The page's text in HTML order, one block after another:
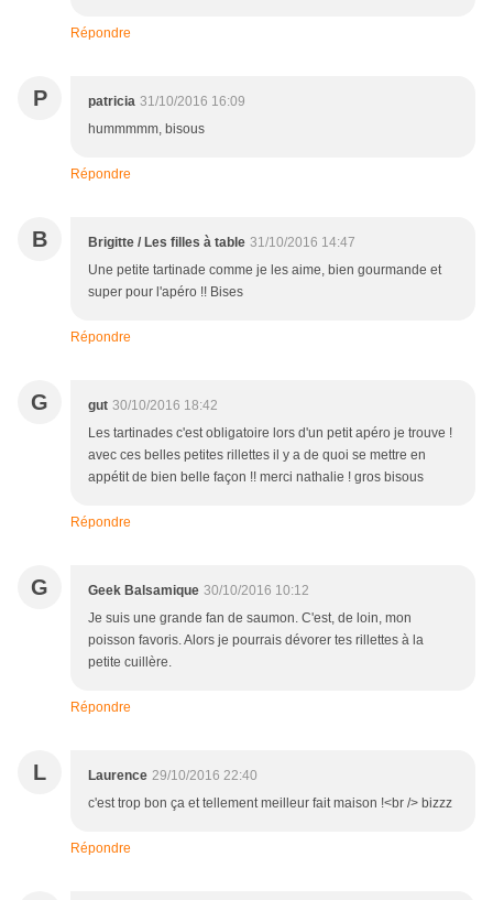
Répondre
P patricia 31/10/2016 16:09
hummmmm, bisous
Répondre
B Brigitte / Les filles à table 31/10/2016 14:47
Une petite tartinade comme je les aime, bien gourmande et
super pour l'apéro !! Bises
Répondre
G gut 30/10/2016 18:42
Les tartinades c'est obligatoire lors d'un petit apéro je trouve !
avec ces belles petites rillettes il y a de quoi se mettre en
appétit de bien belle façon !! merci nathalie ! gros bisous
Répondre
G Geek Balsamique 30/10/2016 10:12
Je suis une grande fan de saumon. C'est, de loin, mon
poisson favoris. Alors je pourrais dévorer tes rillettes à la
petite cuillère.
Répondre
L Laurence 29/10/2016 22:40
c'est trop bon ça et tellement meilleur fait maison !<br /> bizzz
Répondre